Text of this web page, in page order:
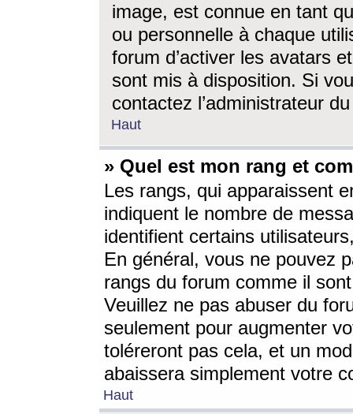
image, est connue en tant
ou personnelle à chaque
forum d’activer les avatars
sont mis à disposition. Si
contactez l’administrateur
Haut
» Quel est mon rang et
Les rangs, qui apparaissent
indiquent le nombre de
identifient certains
En général, vous ne pouvez
rangs du forum comme il
Veuillez ne pas abuser du
seulement pour augmenter
toléreront pas cela, et un
abaissera simplement votre
Haut